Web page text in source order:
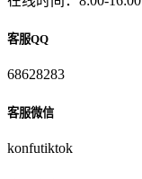
客服QQ
68628283
客服微信
konfutiktok